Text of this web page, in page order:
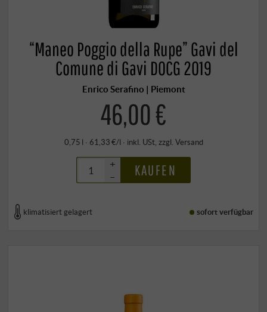
“Maneo Poggio della Rupe” Gavi del
Comune di Gavi DOCG 2019
Enrico Serafino | Piemont
46,00 €
0,75 l · 61,33 €/l · inkl. USt, zzgl. Versand
+
–
KAUFEN
klimatisiert gelagert sofort verfügbar